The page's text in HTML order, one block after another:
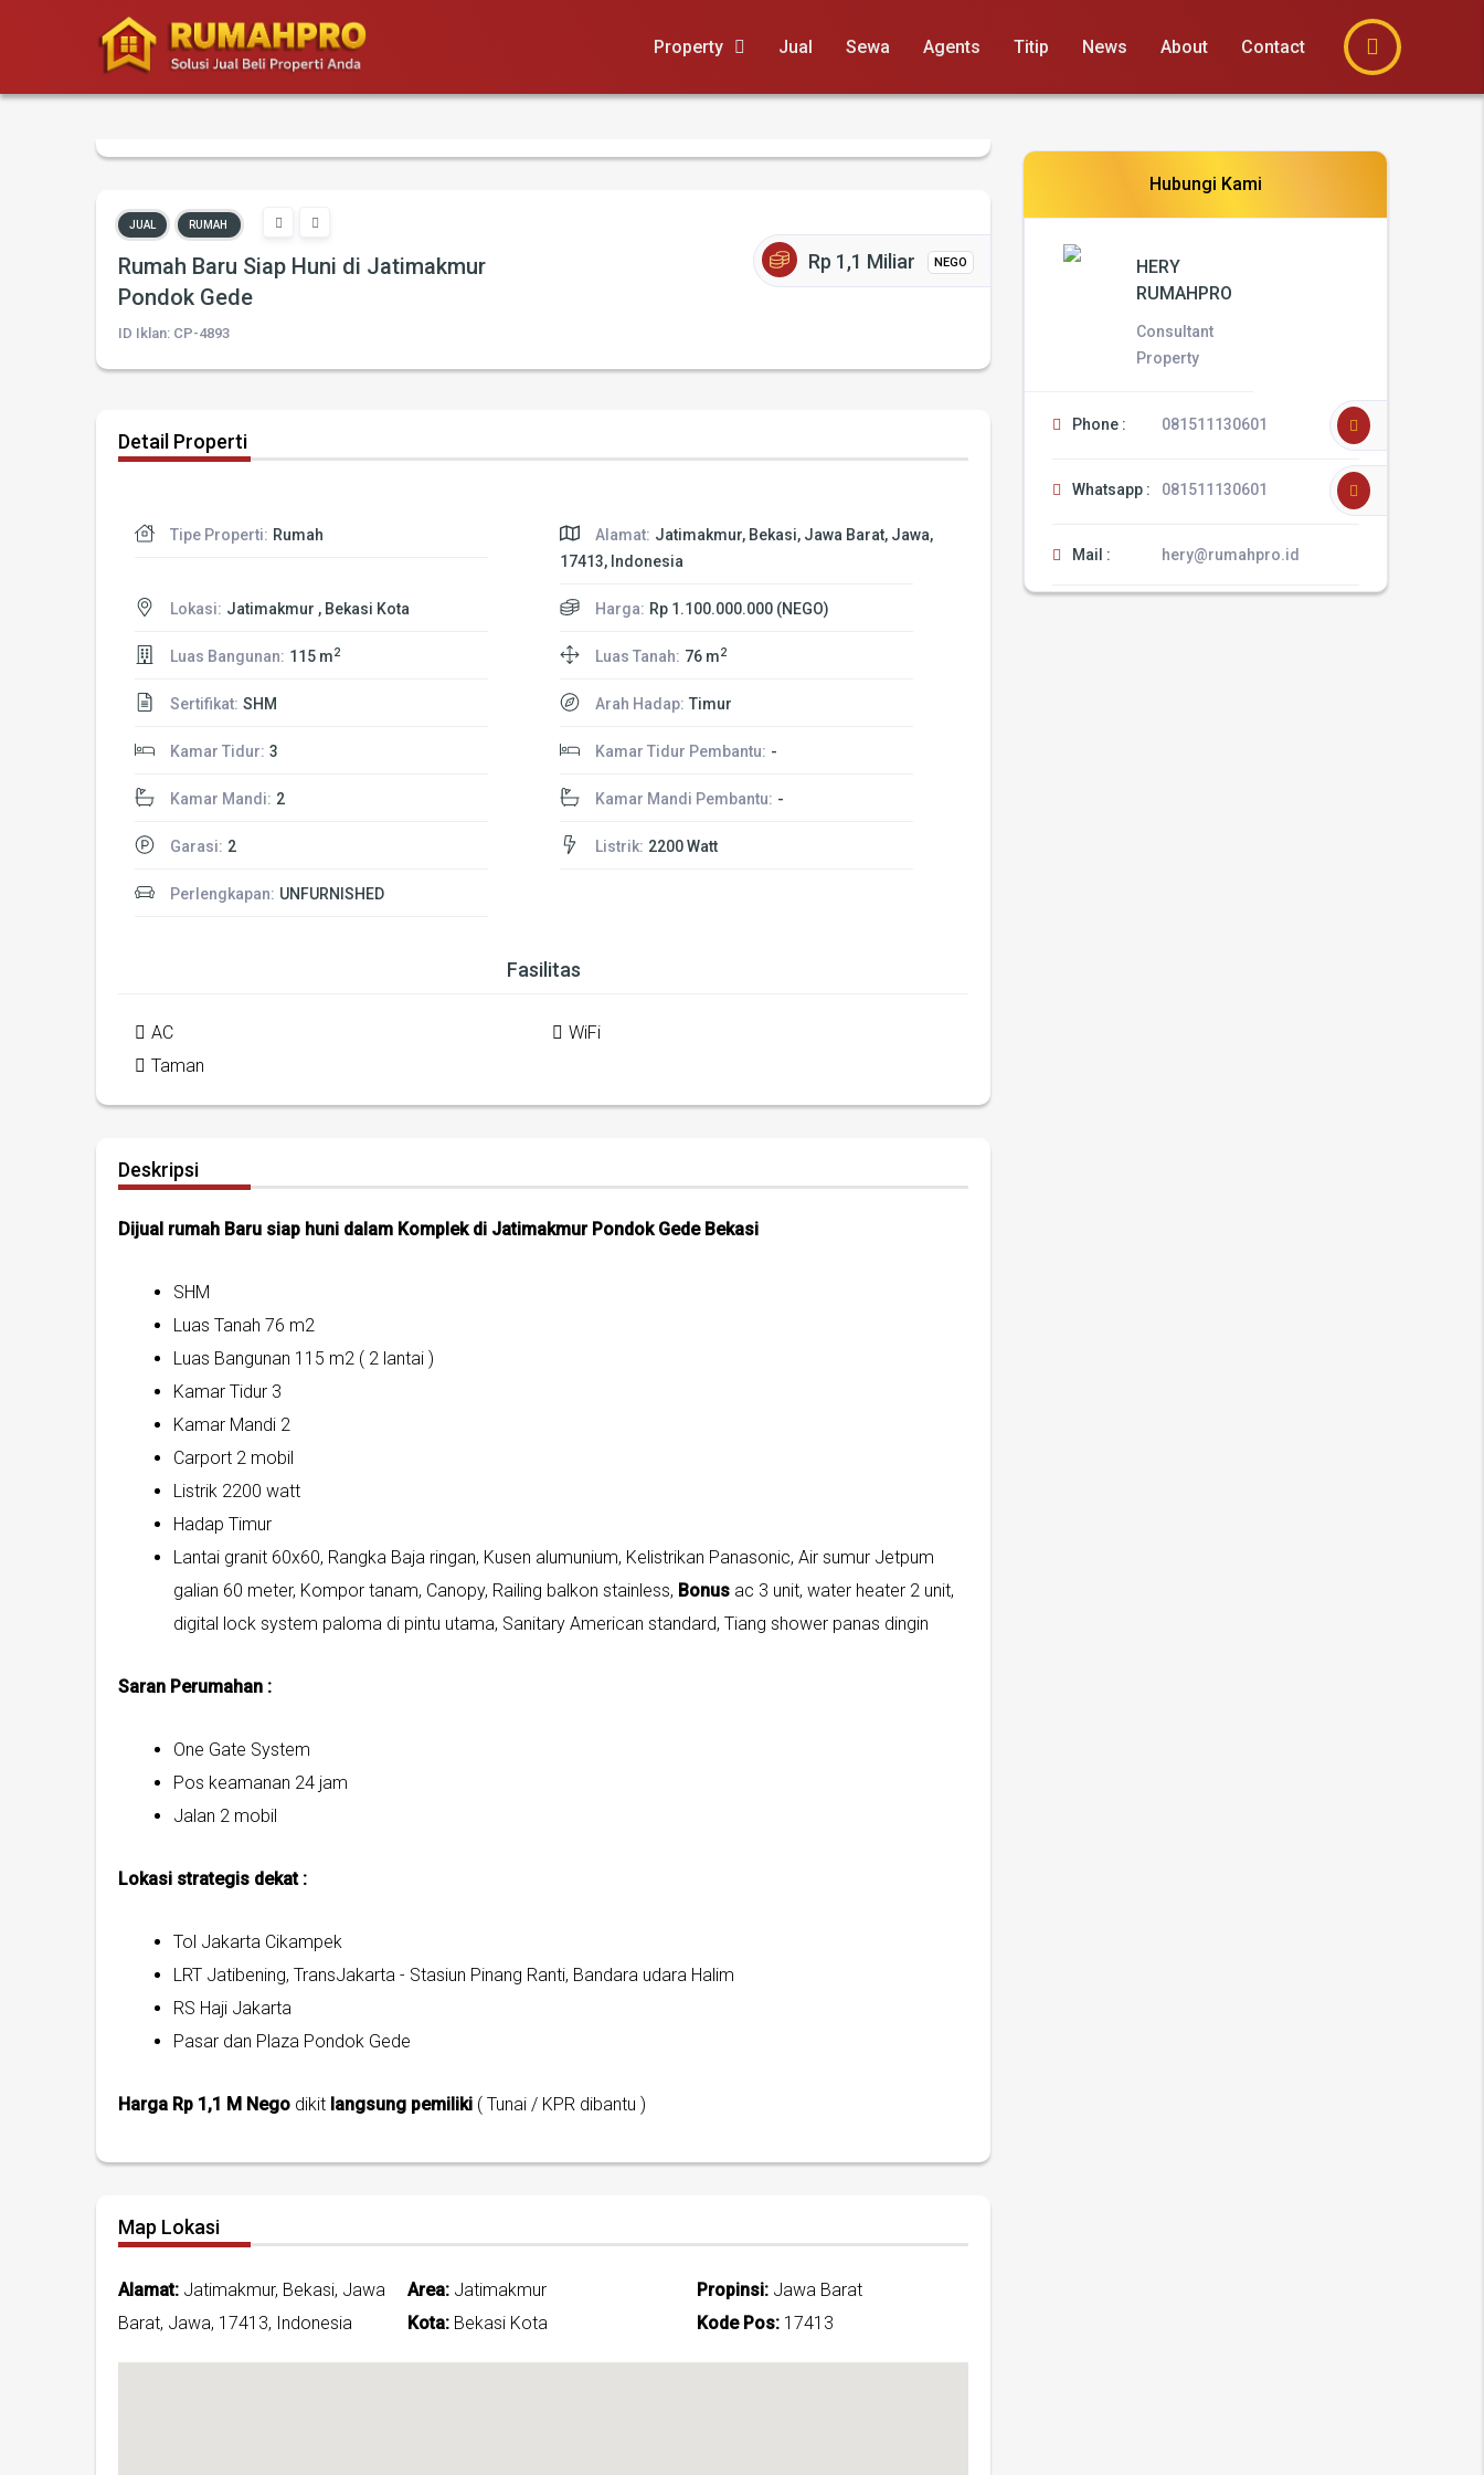
Property Jual Sewa Agents Titip News About Contact
JUAL RUMAH
Rumah Baru Siap Huni di Jatimakmur
Pondok Gede
ID Iklan: CP-4893
Rp 1,1 Miliar NEGO
Detail Properti
Tipe Properti: Rumah Alamat: Jatimakmur, Bekasi, Jawa Barat, Jawa,
17413, Indonesia
Lokasi: Jatimakmur , Bekasi Kota Harga: Rp 1.100.000.000 (NEGO)
Luas Bangunan: 115 m2 Luas Tanah: 76 m2
Sertifikat: SHM Arah Hadap: Timur
Kamar Tidur: 3 Kamar Tidur Pembantu: -
Kamar Mandi: 2 Kamar Mandi Pembantu: -
Garasi: 2 Listrik: 2200 Watt
Perlengkapan: UNFURNISHED
Fasilitas
AC
Taman
WiFi
Deskripsi
Dijual rumah Baru siap huni dalam Komplek di Jatimakmur Pondok Gede Bekasi
SHM
Luas Tanah 76 m2
Luas Bangunan 115 m2 ( 2 lantai )
Kamar Tidur 3
Kamar Mandi 2
Carport 2 mobil
Listrik 2200 watt
Hadap Timur
Lantai granit 60x60, Rangka Baja ringan, Kusen alumunium, Kelistrikan Panasonic, Air sumur Jetpum
galian 60 meter, Kompor tanam, Canopy, Railing balkon stainless, Bonus ac 3 unit, water heater 2 unit,
digital lock system paloma di pintu utama, Sanitary American standard, Tiang shower panas dingin
Saran Perumahan :
One Gate System
Pos keamanan 24 jam
Jalan 2 mobil
Lokasi strategis dekat :
Tol Jakarta Cikampek
LRT Jatibening, TransJakarta - Stasiun Pinang Ranti, Bandara udara Halim
RS Haji Jakarta
Pasar dan Plaza Pondok Gede
Harga Rp 1,1 M Nego dikit langsung pemiliki ( Tunai / KPR dibantu )
Map Lokasi
Alamat: Jatimakmur, Bekasi, Jawa
Barat, Jawa, 17413, Indonesia
Area: Jatimakmur
Kota: Bekasi Kota
Propinsi: Jawa Barat
Kode Pos: 17413
Hubungi Kami
HERY
RUMAHPRO
Consultant
Property
Phone : 081511130601
Whatsapp : 081511130601
Mail : hery@rumahpro.id